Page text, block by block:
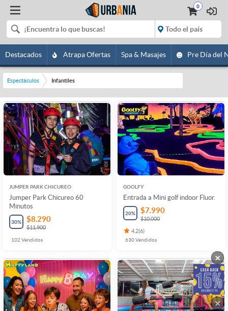
0
Destacados Atrapa Ofertas Spa & Masajes Pre Día del
Espectáculos Infantiles
JUMPER PARK CHICUREO
Jumper Park Chicureo 60
Minutos
30% $8.290
$11.900
102 Vendidos
GOOLFY
Entrada a Mini golf indoor Fluor.
20% $7.990
$10.000
4.2(6)
630Vendidos
×
×